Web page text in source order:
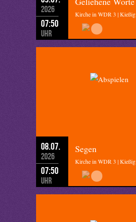
2026
07:50
Uhr
Kirche in WDR 3 | Kießig
08.07.
2026
07:50
Uhr
Segen
Kirche in WDR 3 | Kießig